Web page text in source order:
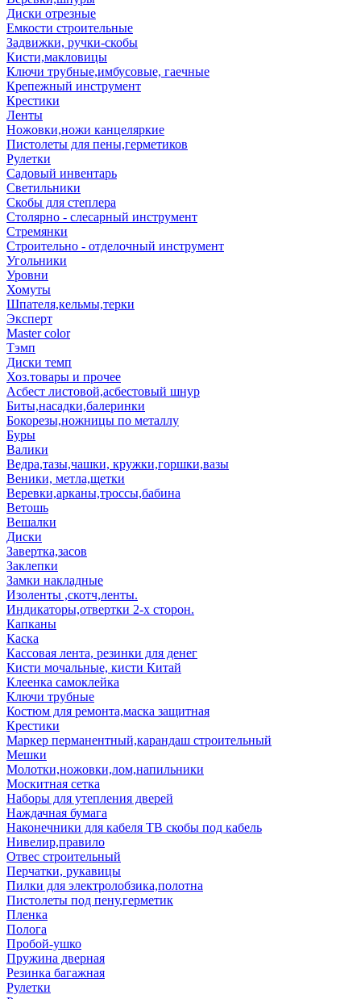
Диски отрезные
Емкости строительные
Задвижки, ручки-скобы
Кисти,макловицы
Ключи трубные,имбусовые, гаечные
Крепежный инструмент
Крестики
Ленты
Ножовки,ножи канцеляркие
Пистолеты для пены,герметиков
Рулетки
Садовый инвентарь
Светильники
Скобы для степлера
Столярно - слесарный инструмент
Стремянки
Строительно - отделочный инструмент
Угольники
Уровни
Хомуты
Шпателя,кельмы,терки
Эксперт
Master color
Тэмп
Диски темп
Хоз.товары и прочее
Асбест листовой,асбестовый шнур
Биты,насадки,балеринки
Бокорезы,ножницы по металлу
Буры
Валики
Ведра,тазы,чашки, кружки,горшки,вазы
Веники, метла,щетки
Веревки,арканы,троссы,бабина
Ветошь
Вешалки
Диски
Завертка,засов
Заклепки
Замки накладные
Изоленты ,скотч,ленты.
Индикаторы,отвертки 2-х сторон.
Капканы
Каска
Кассовая лента, резинки для денег
Кисти мочальные, кисти Китай
Клеенка самоклейка
Ключи трубные
Костюм для ремонта,маска защитная
Крестики
Маркер перманентный,карандаш строительный
Мешки
Молотки,ножовки,лом,напильники
Москитная сетка
Наборы для утепления дверей
Наждачная бумага
Наконечники для кабеля ТВ скобы под кабель
Нивелир,правило
Отвес строительный
Перчатки, рукавицы
Пилки для электролобзика,полотна
Пистолеты под пену,герметик
Пленка
Полога
Пробой-ушко
Пружина дверная
Резинка багажная
Рулетки